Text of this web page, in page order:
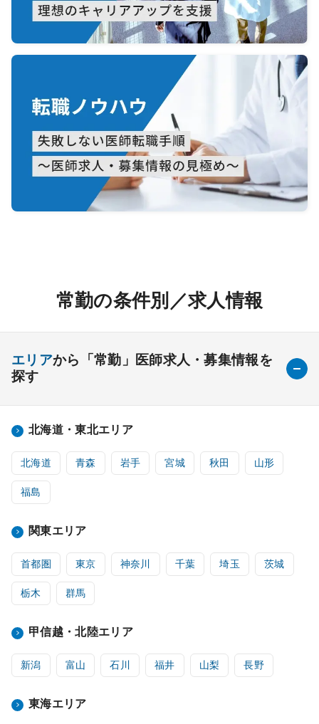
常勤の条件別／求人情報
エリアから「常勤」医師求人・募集情報を
探す
北海道・東北エリア
北海道 青森 岩手 宮城 秋田 山形
福島
関東エリア
首都圏 東京 神奈川 千葉 埼玉 茨城
栃木 群馬
甲信越・北陸エリア
新潟 富山 石川 福井 山梨 長野
東海エリア